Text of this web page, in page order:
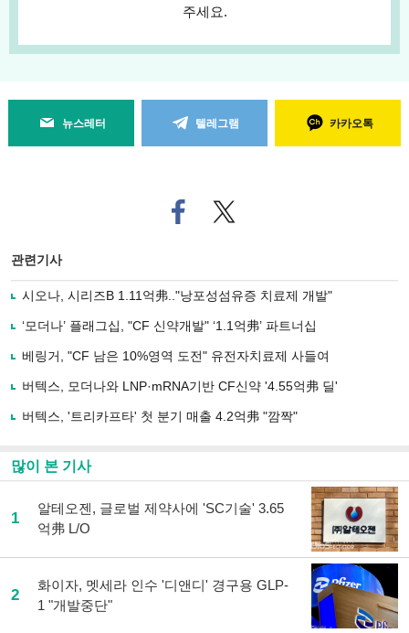
주세요.
뉴스레터 텔레그램 카카오톡
페
이
로
기
사
유
기
트위
터로
관련기사
시오나, 시리즈B 1.11억弗.."낭포성섬유증 치료제 개발"
‘모더나’ 플래그십, "CF 신약개발" ‘1.1억弗’ 파트너십
베링거, "CF 남은 10%영역 도전" 유전자치료제 사들여
버텍스, 모더나와 LNP·mRNA기반 CF신약 '4.55억弗 딜'
버텍스, '트리카프타' 첫 분기 매출 4.2억弗 "깜짝"
많이 본 기사
1
알테오젠, 글로벌 제약사에 'SC기술' 3.65
억弗 L/O
2
화이자, 멧세라 인수 '디앤디' 경구용 GLP-
1 "개발중단"